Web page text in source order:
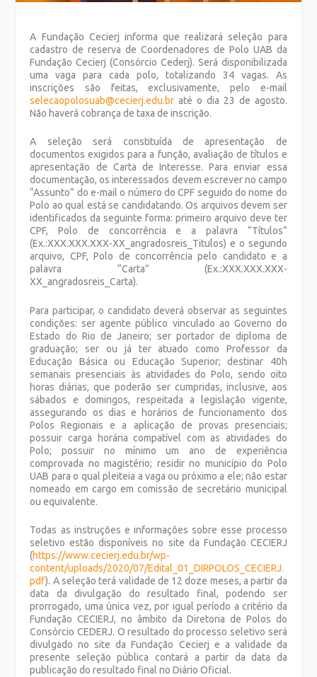
A Fundação Cecierj informa que realizará seleção para
cadastro de reserva de Coordenadores de Polo UAB da
Fundação Cecierj (Consórcio Cederj). Será disponibilizada
uma vaga para cada polo, totalizando 34 vagas. As
inscrições são feitas, exclusivamente, pelo e-mail
selecaopolosuab@cecierj.edu.br até o dia 23 de agosto.
Não haverá cobrança de taxa de inscrição.
A seleção será constituída de apresentação de
documentos exigidos para a função, avaliação de títulos e
apresentação de Carta de Interesse. Para enviar essa
documentação, os interessados devem escrever no campo
“Assunto” do e-mail o número do CPF seguido do nome do
Polo ao qual está se candidatando. Os arquivos devem ser
identificados da seguinte forma: primeiro arquivo deve ter
CPF, Polo de concorrência e a palavra “Títulos”
(Ex.:XXX.XXX.XXX-XX_angradosreis_Titulos) e o segundo
arquivo, CPF, Polo de concorrência pelo candidato e a
palavra “Carta” (Ex.:XXX.XXX.XXX-
XX_angradosreis_Carta).
Para participar, o candidato deverá observar as seguintes
condições: ser agente público vinculado ao Governo do
Estado do Rio de Janeiro; ser portador de diploma de
graduação; ser ou já ter atuado como Professor da
Educação Básica ou Educação Superior; destinar 40h
semanais presenciais às atividades do Polo, sendo oito
horas diárias, que poderão ser cumpridas, inclusive, aos
sábados e domingos, respeitada a legislação vigente,
assegurando os dias e horários de funcionamento dos
Polos Regionais e a aplicação de provas presenciais;
possuir carga horária compatível com as atividades do
Polo; possuir no mínimo um ano de experiência
comprovada no magistério; residir no município do Polo
UAB para o qual pleiteia a vaga ou próximo a ele; não estar
nomeado em cargo em comissão de secretário municipal
ou equivalente.
Todas as instruções e informações sobre esse processo
seletivo estão disponíveis no site da Fundação CECIERJ
(https://www.cecierj.edu.br/wp-
content/uploads/2020/07/Edital_01_DIRPOLOS_CECIERJ.
pdf). A seleção terá validade de 12 doze meses, a partir da
data da divulgação do resultado final, podendo ser
prorrogado, uma única vez, por igual período a critério da
Fundação CECIERJ, no âmbito da Diretoria de Polos do
Consórcio CEDERJ. O resultado do processo seletivo será
divulgado no site da Fundação Cecierj e a validade da
presente seleção pública contará a partir da data da
publicação do resultado final no Diário Oficial.